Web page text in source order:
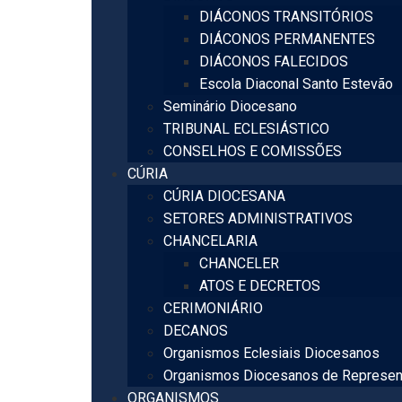
DIÁCONOS TRANSITÓRIOS
DIÁCONOS PERMANENTES
DIÁCONOS FALECIDOS
Escola Diaconal Santo Estevão
Seminário Diocesano
TRIBUNAL ECLESIÁSTICO
CONSELHOS E COMISSÕES
CÚRIA
CÚRIA DIOCESANA
SETORES ADMINISTRATIVOS
CHANCELARIA
CHANCELER
ATOS E DECRETOS
CERIMONIÁRIO
DECANOS
Organismos Eclesiais Diocesanos
Organismos Diocesanos de
ORGANISMOS